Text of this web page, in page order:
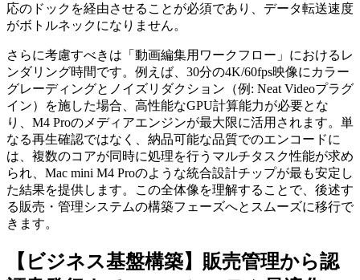
応のドックを経由させることが必須であり、データ転送速度
がボトルネックになりません。
さらに考慮すべきは「動画編集用ワークフロー」におけるレ
ンダリング時間です。例えば、30分の4K/60fps映像にカラー
グレーディングとノイズリダクション（例: Neat Videoプラグ
イン）を施した場合、高性能なGPU計算能力が必要とな
り、M4 Proのメディアエンジンが最大限に活用されます。単
なる再生確認ではなく、納品可能な品質でのエンコードに
は、複数のコアが同時に処理を行うマルチタスク性能が求め
られ、Mac mini M4 Proのような統合設計チップが最も安定し
た結果を提供します。この全体像を理解することで、後述す
る販売・管理システムの構築フェーズへとスムーズに移行で
きます。
【ビジネス基盤構築】販売管理から認